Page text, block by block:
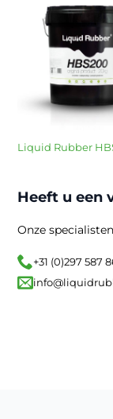
Liquid Rubber
Heeft u een
Onze
+31 (0)297 587